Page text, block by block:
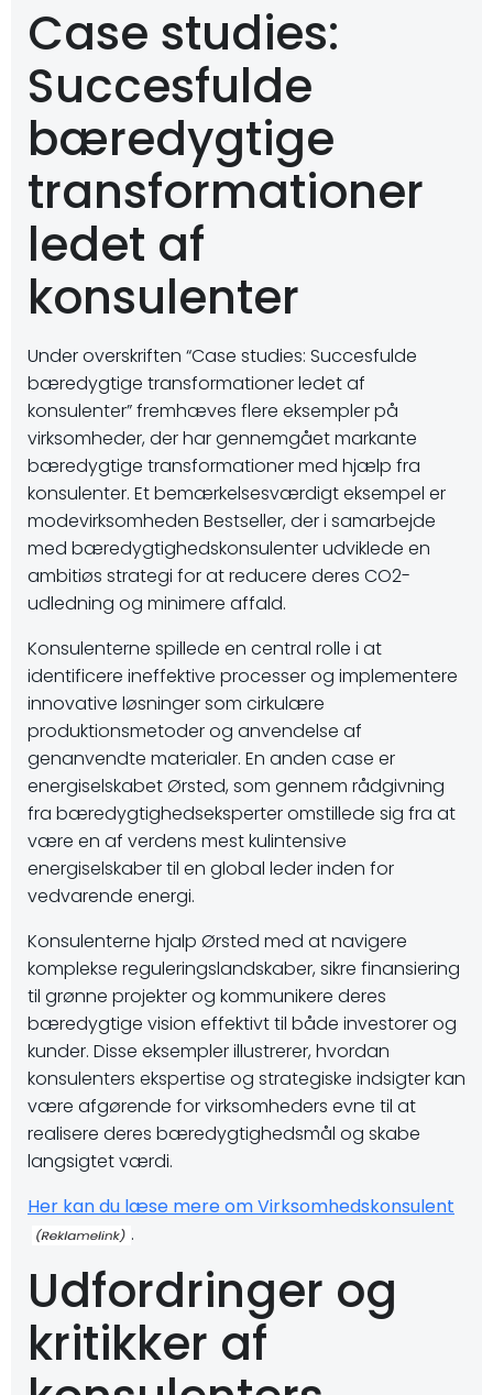
Case studies:
Succesfulde
bæredygtige
transformationer
ledet af
konsulenter
Under overskriften “Case studies: Succesfulde
bæredygtige transformationer ledet af
konsulenter” fremhæves flere eksempler på
virksomheder, der har gennemgået markante
bæredygtige transformationer med hjælp fra
konsulenter. Et bemærkelsesværdigt eksempel er
modevirksomheden Bestseller, der i samarbejde
med bæredygtighedskonsulenter udviklede en
ambitiøs strategi for at reducere deres CO2-
udledning og minimere affald.
Konsulenterne spillede en central rolle i at
identificere ineffektive processer og implementere
innovative løsninger som cirkulære
produktionsmetoder og anvendelse af
genanvendte materialer. En anden case er
energiselskabet Ørsted, som gennem rådgivning
fra bæredygtighedseksperter omstillede sig fra at
være en af verdens mest kulintensive
energiselskaber til en global leder inden for
vedvarende energi.
Konsulenterne hjalp Ørsted med at navigere
komplekse reguleringslandskaber, sikre finansiering
til grønne projekter og kommunikere deres
bæredygtige vision effektivt til både investorer og
kunder. Disse eksempler illustrerer, hvordan
konsulenters ekspertise og strategiske indsigter kan
være afgørende for virksomheders evne til at
realisere deres bæredygtighedsmål og skabe
langsigtet værdi.
Her kan du læse mere om Virksomhedskonsulent
.
Udfordringer og
kritikker af